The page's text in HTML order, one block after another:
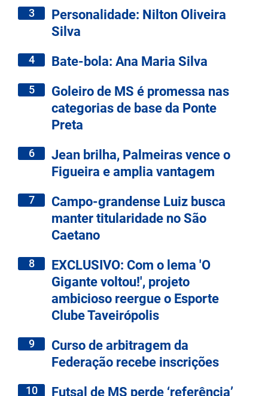
3
Personalidade: Nilton Oliveira
Silva
4 Bate-bola: Ana Maria Silva
5
Goleiro de MS é promessa nas
categorias de base da Ponte
Preta
6
Jean brilha, Palmeiras vence o
Figueira e amplia vantagem
7
Campo-grandense Luiz busca
manter titularidade no São
Caetano
8
EXCLUSIVO: Com o lema 'O
Gigante voltou!', projeto
ambicioso reergue o Esporte
Clube Taveirópolis
9
Curso de arbitragem da
Federação recebe inscrições
10 Futsal de MS perde ‘referência’